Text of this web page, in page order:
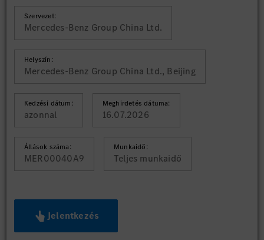
Szervezet:
Mercedes-Benz Group China Ltd.
Helyszín:
Mercedes-Benz Group China Ltd., Beijing
Kedzési dátum:
azonnal
Meghirdetés dátuma:
16.07.2026
Állások száma:
MER00040A9
Munkaidő:
Teljes munkaidő
Jelentkezés